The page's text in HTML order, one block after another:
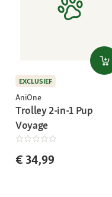
EXCLUSIEF
AniOne
Trolley 2-in-1 Pup
Voyage
€ 34,99